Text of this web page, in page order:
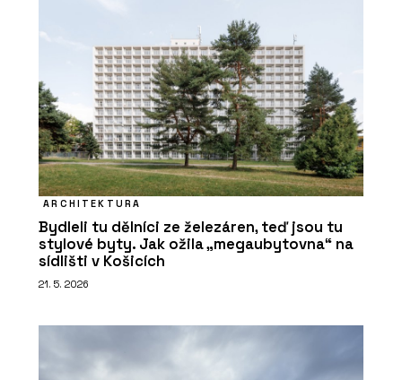
ARCHITEKTURA
Bydleli tu dělníci ze železáren, teď jsou tu
stylové byty. Jak ožila „megaubytovna“ na
sídlišti v Košicích
21. 5. 2026